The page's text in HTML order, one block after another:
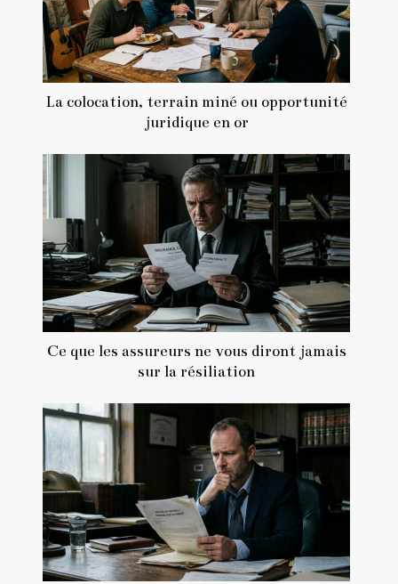
La colocation, terrain miné ou opportunité
juridique en or
Ce que les assureurs ne vous diront jamais
sur la résiliation